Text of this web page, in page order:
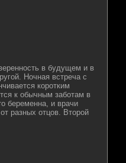
в будущем и в
Ночная встреча с
коротким
к обычным заботам в
беременна, и врачи
разных отцов. Второй